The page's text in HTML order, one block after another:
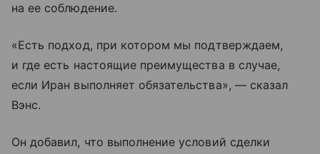
на ее соблюдение.
«Есть подход, при котором мы подтверждаем,
и где есть настоящие преимущества в случае,
если Иран выполняет обязательства», — сказал
Вэнс.
Он добавил, что выполнение условий сделки